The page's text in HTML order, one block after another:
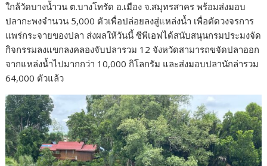
ใกล้วัดบางน้ำวน ต.บางโทรัด อ.เมือง จ.สมุทรสาคร พร้อมส่งมอบ
ปลากะพงจำนวน 5,000 ตัวเพื่อปล่อยลงสู่แหล่งน้ำ เพื่อตัดวงจรการ
แพร่กระจายของปลา ส่งผลให้วันนี้ ซีพีเอฟได้สนับสนุนกรมประมงจัด
กิจกรรมลงแขกลงคลองจับปลารวม 12 จังหวัดสามารถขจัดปลาออก
จากแหล่งน้ำไปมากกว่า 10,000 กิโลกรัม และส่งมอบปลานักล่ารวม
64,000 ตัวแล้ว